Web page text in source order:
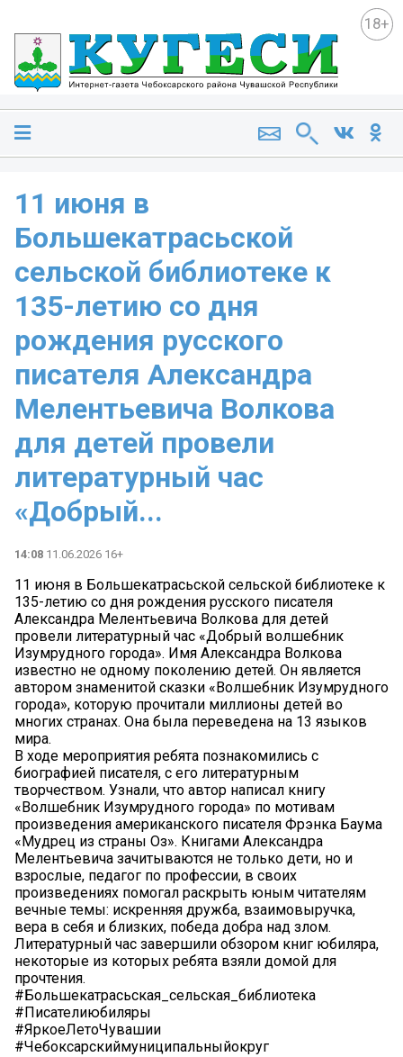
18+
11 июня в
Большекатрасьской
сельской библиотеке к
135-летию со дня
рождения русского
писателя Александра
Мелентьевича Волкова
для детей провели
литературный час
«Добрый...
14:08 11.06.2026 16+
11 июня в Большекатрасьской сельской библиотеке к
135-летию со дня рождения русского писателя
Александра Мелентьевича Волкова для детей
провели литературный час «Добрый волшебник
Изумрудного города». Имя Александра Волкова
известно не одному поколению детей. Он является
автором знаменитой сказки «Волшебник Изумрудного
города», которую прочитали миллионы детей во
многих странах. Она была переведена на 13 языков
мира.
В ходе мероприятия ребята познакомились с
биографией писателя, с его литературным
творчеством. Узнали, что автор написал книгу
«Волшебник Изумрудного города» по мотивам
произведения американского писателя Фрэнка Баума
«Мудрец из страны Оз». Книгами Александра
Мелентьевича зачитываются не только дети, но и
взрослые, педагог по профессии, в своих
произведениях помогал раскрыть юным читателям
вечные темы: искренняя дружба, взаимовыручка,
вера в себя и близких, победа добра над злом.
Литературный час завершили обзором книг юбиляра,
некоторые из которых ребята взяли домой для
прочтения.
#Большекатрасьская_сельская_библиотека
#Писателиюбиляры
#ЯркоеЛетоЧувашии
#Чебоксарскиймуниципальныйокруг